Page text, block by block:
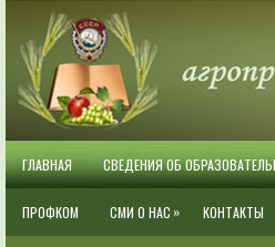
ГЛАВНАЯ СВЕДЕНИЯ ОБ
ПРОФКОМ СМИ О НАС » КОНТАКТЫ